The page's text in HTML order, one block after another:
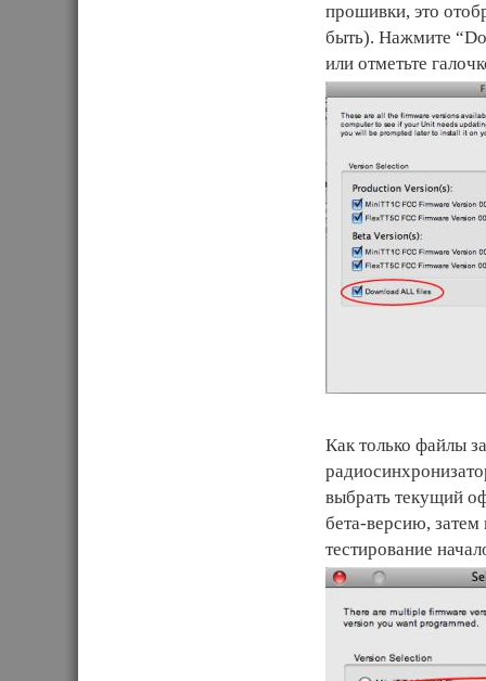
прошивки, это
быть). Нажмите
или отметьте
Как только файлы
выбрать текущий
бета-версию,
тестирование